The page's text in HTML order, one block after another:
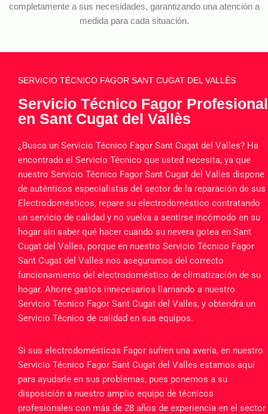
completamente a sus necesidades, garantizando una atención a
medida para cada situación.
SERVICIO TÉCNICO FAGOR SANT CUGAT DEL VALLÈS
Servicio Técnico Fagor Profesional
en Sant Cugat del Vallès
¿Busca un Servicio Técnico Fagor Sant Cugat del Valles? Ha
encontrado el Servicio Técnico que usted necesita, ya que
nuestro Servicio Técnico Fagor Sant Cugat del Valles dispone
de auténticos especialistas del sector de la reparación de sus
Electrodomésticos, repare su electrodoméstico contratando
un servicio de calidad y no vuelva a sentirse incómodo en su
hogar sin saber qué hacer cuando su nevera gotea en Sant
Cugat del Valles, porque en nuestro Servicio Técnico Fagor
Sant Cugat del Valles nos aseguramos del correcto
funcionamiento del electrodoméstico de climatización de su
hogar. Ahorre gastos innecesarios llamando a nuestro
Servicio Técnico Fagor Sant Cugat del Valles, y obtendrá un
Servicio Técnico de calidad en sus equipos.
Si sus electrodomésticos Fagor sufren una avería, en nuestro
Servicio Técnico Fagor Sant Cugat del Valles estamos aquí
para ayudarle en sus problemas, pues ponemos a su
disposición a nuestro amplio equipo de técnicos
profesionales con más de 28 años de experiencia en el sector